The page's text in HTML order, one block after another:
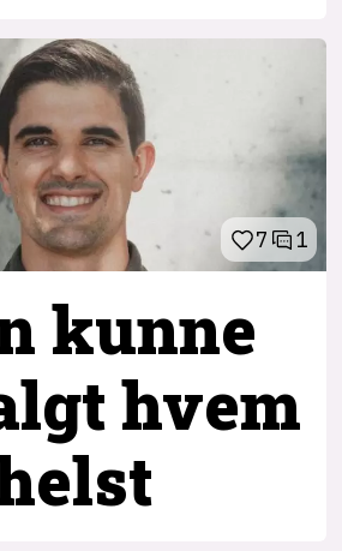
7 1
kunne
hvem